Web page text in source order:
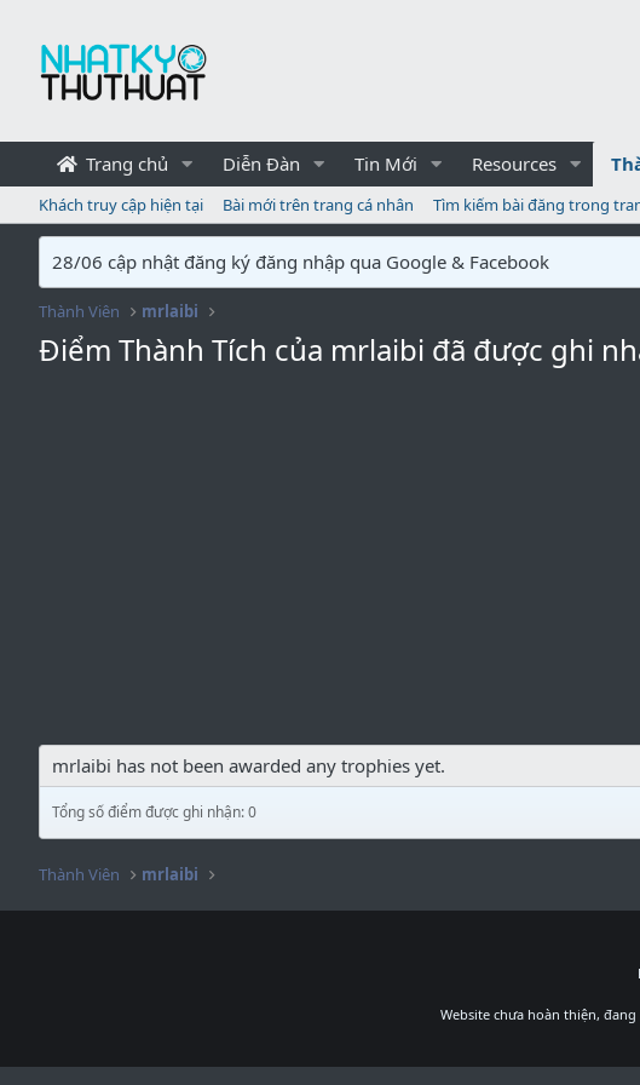
Trang chủ Diễn Đàn Tin Mới Resources
Khách truy cập hiện tại Bài mới trên trang cá nhân Tìm kiếm bài đăng trong
28/06 cập nhật đăng ký đăng nhập qua Google & Facebook
Thành Viên mrlaibi
Điểm Thành Tích của mrlaibi đã được ghi
mrlaibi has not been awarded any trophies yet.
Tổng số điểm được ghi nhận: 0
Thành Viên mrlaibi
Website chưa hoàn thiện,